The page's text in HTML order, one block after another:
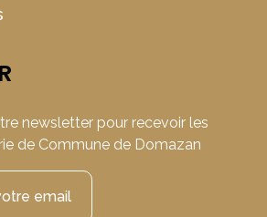
newsletter pour recevoir les
de Commune de Domazan
email